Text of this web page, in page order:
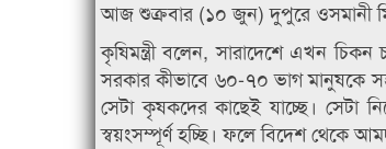
আজ শুক্রবার (১০ জুন) দুপুরে ওসমানী
কৃষিমন্ত্রী বলেন, সারাদেশে এখন
সরকার কীভাবে ৬০-৭০ ভাগ মানুষকে
সেটা কৃষকদের কাছেই যাচ্ছে। সেটা
স্বয়ংসম্পূর্ণ হচ্ছি। ফলে বিদেশ থেকে